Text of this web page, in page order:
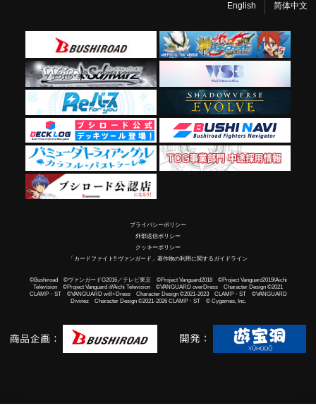
English 简体中文
プライバシーポリシー
外部送信ポリシー
クッキーポリシー
「カードファイト!! ヴァンガード」著作物の利用に関するガイドライン
©Bushiroad ©ヴァンガードG2016／テレビ東京 ©Project Vanguard2018 ©Project Vanguard2019/Aichi
Television ©Project Vanguard if/Aichi Television ©VANGUARD overDress Character Design ©2021
CLAMP・ST ©VANGUARD will+Dress Character Design ©2021-2023 CLAMP・ST ©VANGUARD
Divinez Character Design ©2021-2026 CLAMP・ST © Cygames, Inc.